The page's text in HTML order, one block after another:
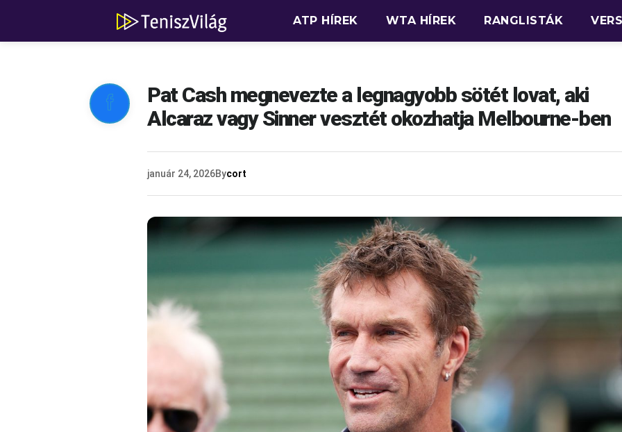
ATP HÍREK WTA HÍREK RANGLISTÁK

Pat Cash megnevezte a legnagyobb sötét lovat, aki
Alcaraz vagy Sinner vesztét okozhatja Melbourne-ben
január 24, 2026Bycort